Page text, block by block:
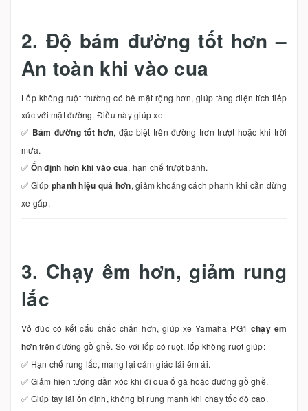
2. Độ bám đường tốt hơn –
An toàn khi vào cua
Lốp không ruột thường có bề mặt rộng hơn, giúp tăng diện tích tiếp
xúc với mặt đường. Điều này giúp xe:
✅ Bám đường tốt hơn, đặc biệt trên đường trơn trượt hoặc khi trời
mưa.
✅ Ổn định hơn khi vào cua, hạn chế trượt bánh.
✅ Giúp phanh hiệu quả hơn, giảm khoảng cách phanh khi cần dừng
xe gấp.
3. Chạy êm hơn, giảm rung
lắc
Vỏ đúc có kết cấu chắc chắn hơn, giúp xe Yamaha PG1 chạy êm
hơntrên đường gồ ghề. So với lốp có ruột, lốp không ruột giúp:
✅ Hạn chế rung lắc, mang lại cảm giác lái êm ái.
✅ Giảm hiện tượng dằn xóc khi đi qua ổ gà hoặc đường gồ ghề.
✅ Giúp tay lái ổn định, không bị rung mạnh khi chạy tốc độ cao.